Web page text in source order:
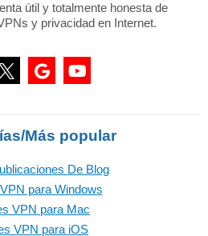
útil y totalmente honesta de
y privacidad en Internet.
Más popular
De Blog
para Windows
VPN para Mac
VPN para iOS